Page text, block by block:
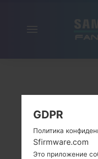
GDPR
Политика
Sfirmware.com
Это приложение